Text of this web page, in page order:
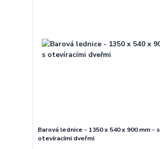
Barová lednice - 1350 x 540 x 900 mm - s
otevíracími dveřmi